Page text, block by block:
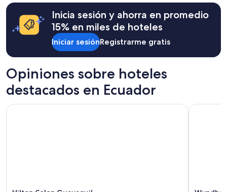
24
horas,
base
una
estancia
de
1
noche
para
2
Inicia sesión y ahorra en promedio
15% en miles de hoteles
Iniciar sesiónRegistrarme gratis
Opiniones sobre hoteles
destacados en Ecuador
Hilton Colon Guayaquil